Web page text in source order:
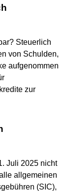
Steuerlich
von Schulden,
aufgenommen
zur
Juli 2025 nicht
allgemeinen
(SIC),